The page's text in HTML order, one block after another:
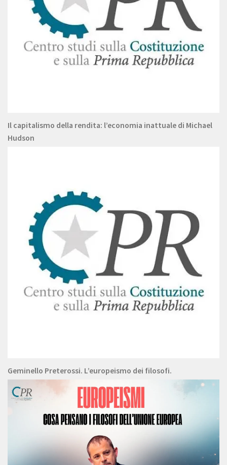
Il capitalismo della rendita: l’economia inattuale di Michael
Hudson
Geminello Preterossi. L’europeismo dei filosofi.